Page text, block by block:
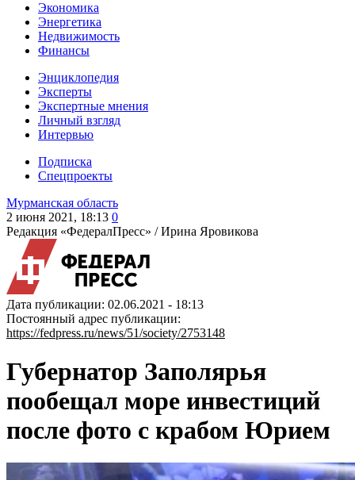
Экономика
Энергетика
Недвижимость
Финансы
Энциклопедия
Эксперты
Экспертные мнения
Личный взгляд
Интервью
Подписка
Спецпроекты
Мурманская область
2 июня 2021, 18:13 0
Редакция «ФедералПресс» /Ирина Яровикова
Дата публикации: 02.06.2021 - 18:13
Постоянный адрес публикации:
https://fedpress.ru/news/51/society/2753148
Губернатор Заполярья
пообещал море инвестиций
после фото с крабом Юрием